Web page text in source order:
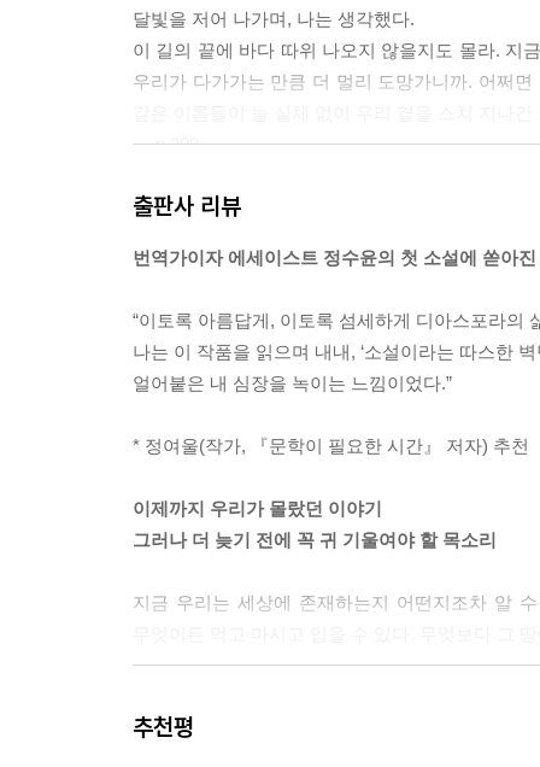
달빛을 저어 나가며, 나는 생각했다.
이 길의 끝에 바다 따위 나오지 않을지도 몰라. 지
우리가 다가가는 만큼 더 멀리 도망가니까. 어쩌
--- p.209
바다는 공평하게 우리 모두에게 인사했다. 똑같은
코에 가져다 대 냄새를 맡아 보기도 하고, 손을
이고 있었어. 내가 태어나기 훨씬 전부터, 그리고
으로도 나는 가슴이 뜨겁게 차오르는 기분이 들었
--- pp.210-211
“우리는 우리가 결정하지 않은 세상 따위 원하지
우리 셋은 진심을 담아, 우리가 낼 수 있는 가장 큰
“여기가 바로, 우리의 나라야!”
우리는 들었다. 우리에게 다가오며 온몸으로 답하
--- pp.212-213
출판사 리뷰
번역가이자 에세이스트 정수윤의 첫 소설에 쏟아
“이토록 아름답게, 이토록 섬세하게 디아스포라의
나는 이 작품을 읽으며 내내, ‘소설이라는 따스한 벽
얼어붙은 내 심장을 녹이는 느낌이었다.”
* 정여울(작가, 『문학이 필요한 시간』 저자) 추천
이제까지 우리가 몰랐던 이야기
그러나 더 늦기 전에 꼭 귀 기울여야 할 목소리
지금 우리는 세상에 존재하는지 어떤지조차 알
인신매매로 위험에 처했다 가까스로 탈출한다.
추천평